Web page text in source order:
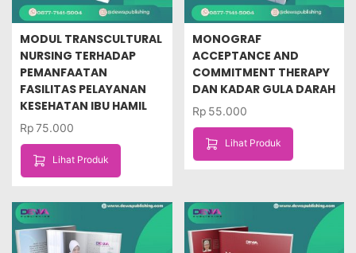
MODUL TRANSCULTURAL
NURSING TERHADAP
PEMANFAATAN
FASILITAS PELAYANAN
KESEHATAN IBU HAMIL
Rp75.000
Lihat Produk
MONOGRAF
ACCEPTANCE AND
COMMITMENT THERAPY
DAN KADAR GULA DARAH
Rp 55.000
Lihat Produk